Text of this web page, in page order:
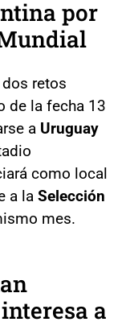
por
retos
de la fecha 13
a Uruguay
como local
a la Selección
mes.
a